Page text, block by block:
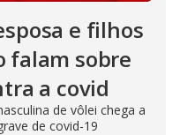
e filhos
falam sobre
a covid
de vôlei chega a
de covid-19